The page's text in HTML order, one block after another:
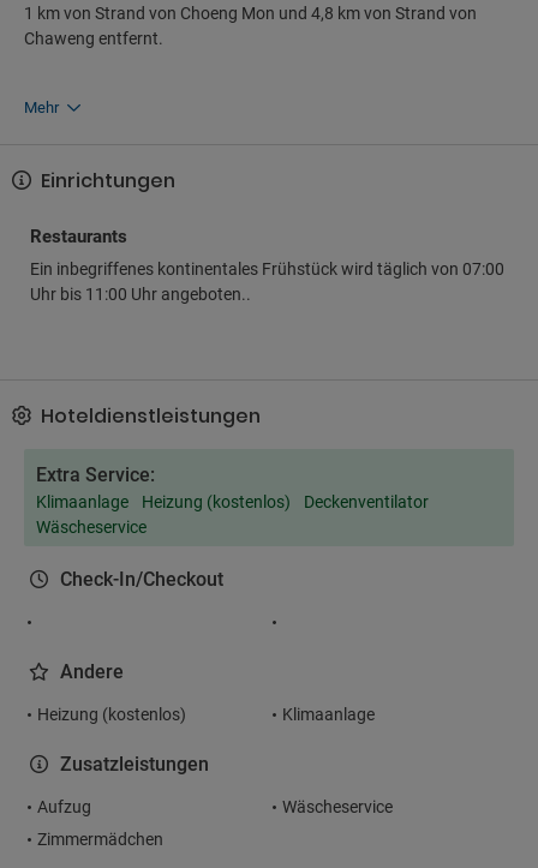
1 km von Strand von Choeng Mon und 4,8 km von Strand von
Chaweng entfernt.
Mehr
Einrichtungen
Restaurants
Ein inbegriffenes kontinentales Frühstück wird täglich von 07:00
Uhr bis 11:00 Uhr angeboten..
Hoteldienstleistungen
Extra Service:
Klimaanlage Heizung (kostenlos)
Deckenventilator
Wäscheservice
Check-In/Checkout
Andere
Heizung (kostenlos) Klimaanlage
Zusatzleistungen
Aufzug
Wäscheservice
Zimmermädchen